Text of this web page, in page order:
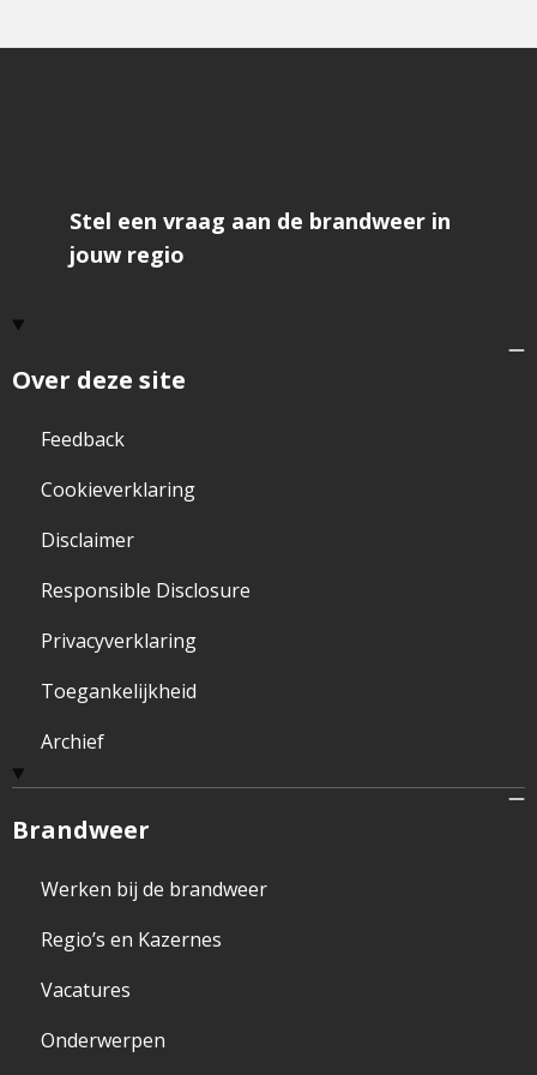
f
Over deze site
Feedback
Cookieverklaring
Disclaimer
Responsible Disclosure
Privacyverklaring
Toegankelijkheid
Archief
Brandweer
Werken bij de brandweer
Regio’s en Kazernes
Vacatures
Onderwerpen
Stel een vraag aan de brandweer in
jouw regio